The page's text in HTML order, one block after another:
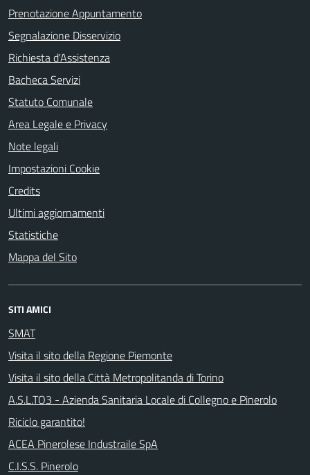
Prenotazione Appuntamento
Segnalazione Disservizio
Richiesta d'Assistenza
Bacheca Servizi
Statuto Comunale
Area Legale e Privacy
Note legali
Impostazioni Cookie
Credits
Ultimi aggiornamenti
Statistiche
Mappa del Sito
SITI AMICI
SMAT
Visita il sito della Regione Piemonte
Visita il sito della Città Metropolitanda di Torino
A.S.L.TO3 - Azienda Sanitaria Locale di Collegno e Pinerolo
Riciclo garantito!
ACEA Pinerolese Industraile SpA
C.I.S.S. Pinerolo